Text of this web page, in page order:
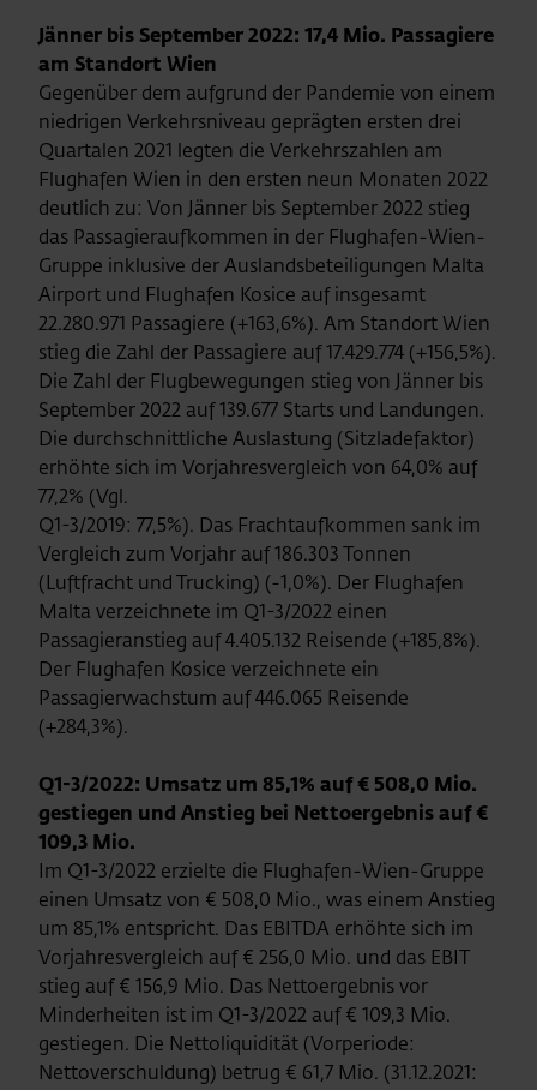
Jänner bis September 2022: 17,4 Mio. Passagiere
am Standort Wien
Gegenüber dem aufgrund der Pandemie von einem
niedrigen Verkehrsniveau geprägten ersten drei
Quartalen 2021 legten die Verkehrszahlen am
Flughafen Wien in den ersten neun Monaten 2022
deutlich zu: Von Jänner bis September 2022 stieg
das Passagieraufkommen in der Flughafen-Wien-
Gruppe inklusive der Auslandsbeteiligungen Malta
Airport und Flughafen Kosice auf insgesamt
22.280.971 Passagiere (+163,6%). Am Standort Wien
stieg die Zahl der Passagiere auf 17.429.774 (+156,5%).
Die Zahl der Flugbewegungen stieg von Jänner bis
September 2022 auf 139.677 Starts und Landungen.
Die durchschnittliche Auslastung (Sitzladefaktor)
erhöhte sich im Vorjahresvergleich von 64,0% auf
77,2% (Vgl.
Q1-3/2019: 77,5%). Das Frachtaufkommen sank im
Vergleich zum Vorjahr auf 186.303 Tonnen
(Luftfracht und Trucking) (-1,0%). Der Flughafen
Malta verzeichnete im Q1-3/2022 einen
Passagieranstieg auf 4.405.132 Reisende (+185,8%).
Der Flughafen Kosice verzeichnete ein
Passagierwachstum auf 446.065 Reisende
(+284,3%).
Q1-3/2022: Umsatz um 85,1% auf € 508,0 Mio.
gestiegen und Anstieg bei Nettoergebnis auf €
109,3 Mio.
Im Q1-3/2022 erzielte die Flughafen-Wien-Gruppe
einen Umsatz von € 508,0 Mio., was einem Anstieg
um 85,1% entspricht. Das EBITDA erhöhte sich im
Vorjahresvergleich auf € 256,0 Mio. und das EBIT
stieg auf € 156,9 Mio. Das Nettoergebnis vor
Minderheiten ist im Q1-3/2022 auf € 109,3 Mio.
gestiegen. Die Nettoliquidität (Vorperiode:
Nettoverschuldung) betrug € 61,7 Mio. (31.12.2021: